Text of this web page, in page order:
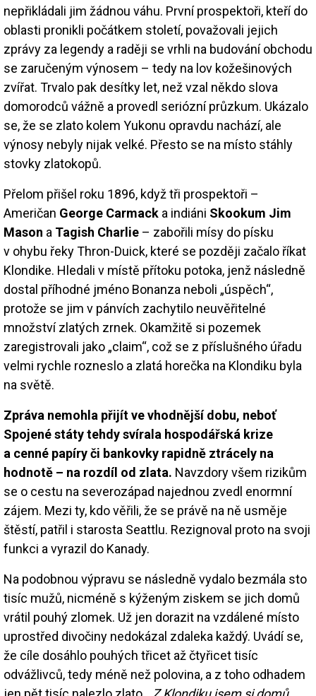
nepřikládali jim žádnou váhu. První prospektoři, kteří do
oblasti pronikli počátkem století, považovali jejich
zprávy za legendy a raději se vrhli na budování obchodu
se zaručeným výnosem – tedy na lov kožešinových
zvířat. Trvalo pak desítky let, než vzal někdo slova
domorodců vážně a provedl seriózní průzkum. Ukázalo
se, že se zlato kolem Yukonu opravdu nachází, ale
výnosy nebyly nijak velké. Přesto se na místo stáhly
stovky zlatokopů.
Přelom přišel roku 1896, když tři prospektoři –
Američan George Carmack a indiáni Skookum Jim
Mason a Tagish Charlie – zabořili mísy do písku
v ohybu řeky Thron-Duick, které se později začalo říkat
Klondike. Hledali v místě přítoku potoka, jenž následně
dostal příhodné jméno Bonanza neboli „úspěch“,
protože se jim v pánvích zachytilo neuvěřitelné
množství zlatých zrnek. Okamžitě si pozemek
zaregistrovali jako „claim“, což se z příslušného úřadu
velmi rychle rozneslo a zlatá horečka na Klondiku byla
na světě.
Zpráva nemohla přijít ve vhodnější dobu, neboť
Spojené státy tehdy svírala hospodářská krize
a cenné papíry či bankovky rapidně ztrácely na
hodnotě – na rozdíl od zlata. Navzdory všem rizikům
se o cestu na severozápad najednou zvedl enormní
zájem. Mezi ty, kdo věřili, že se právě na ně usměje
štěstí, patřil i starosta Seattlu. Rezignoval proto na svoji
funkci a vyrazil do Kanady.
Na podobnou výpravu se následně vydalo bezmála sto
tisíc mužů, nicméně s kýženým ziskem se jich domů
vrátil pouhý zlomek. Už jen dorazit na vzdálené místo
uprostřed divočiny nedokázal zdaleka každý. Uvádí se,
že cíle dosáhlo pouhých třicet až čtyřicet tisíc
odvážlivců, tedy méně než polovina, a z toho odhadem